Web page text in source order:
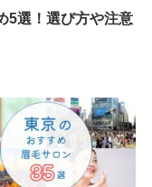
5選！選び方や注意